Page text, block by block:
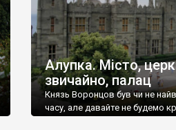
Алупка. Місто,
звичайно, палац
Князь Воронцов був чи не
часу, але давайте не будемо